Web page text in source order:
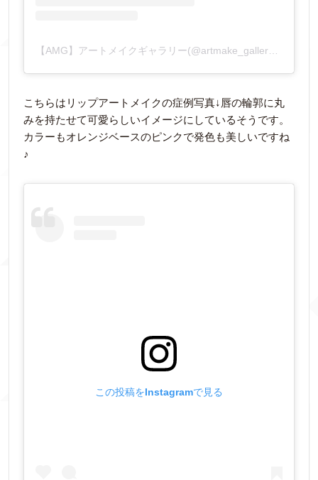
【AMG】アートメイクギャラリー(@artmake_gallery)がシェアした投稿
こちらはリップアートメイクの症例写真↓唇の輪郭に丸
みを持たせて可愛らしいイメージにしているそうです。
カラーもオレンジベースのピンクで発色も美しいですね
♪
この投稿をInstagramで見る